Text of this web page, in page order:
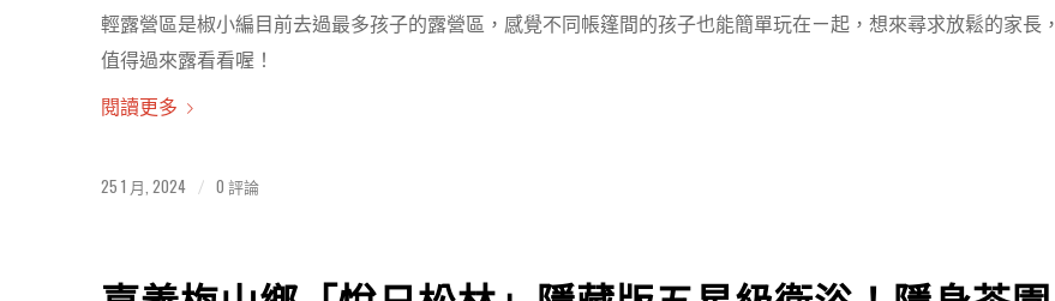
輕露營區是椒小編目前去過最多孩子的露營區，感覺不同帳篷間的孩子也能簡單玩在ㄧ起，想來尋求放鬆的家長，
值得過來露看看喔！
閱讀更多
25 1 月, 2024 / 0 評論